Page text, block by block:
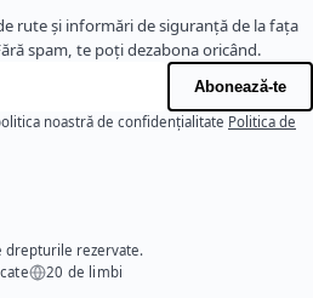
rute și informări de siguranță de la fața
spam, te poți dezabona oricând.
Abonează-te
noastră de confidențialitate Politica de
drepturile rezervate.
20 de limbi